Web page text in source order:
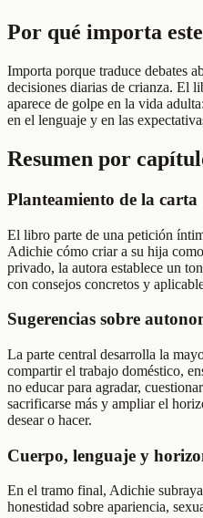
Por qué importa
Importa porque traduce debates
decisiones diarias de crianza. El
aparece de golpe en la vida
en el lenguaje y en las
Resumen por
Planteamiento de la carta
El libro parte de una petición
Adichie cómo criar a su hija
privado, la autora establece un
con consejos concretos y
Sugerencias sobre
La parte central desarrolla la
compartir el trabajo doméstico,
no educar para agradar,
sacrificarse más y ampliar el
desear o hacer.
Cuerpo, lenguaje y
En el tramo final, Adichie
honestidad sobre apariencia,